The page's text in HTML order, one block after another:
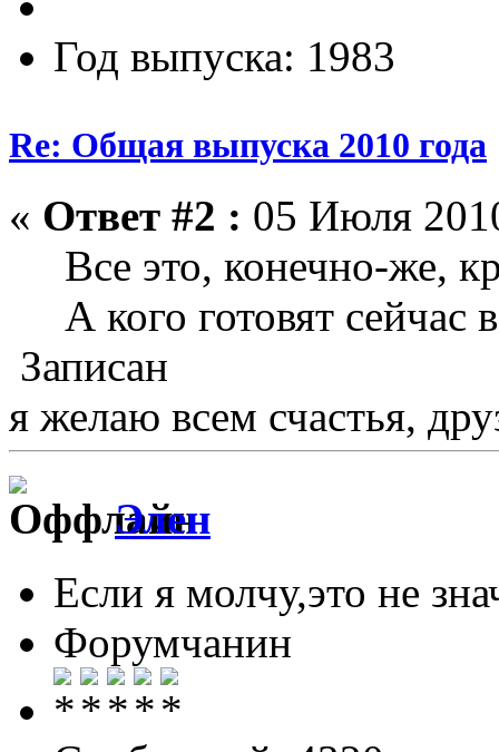
Год выпуска: 1983
Re: Общая выпуска 2010 года
« Ответ #2 : 05 Июля
Все это, конечно-же,
А кого готовят
Записан
я желаю всем счастья,
Элен
Если я молчу,это не
Форумчанин